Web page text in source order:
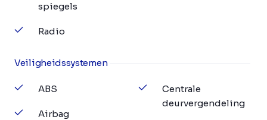
spiegels
Radio
Veiligheidssystemen
ABS
Airbag
Centrale
deurvergendeling